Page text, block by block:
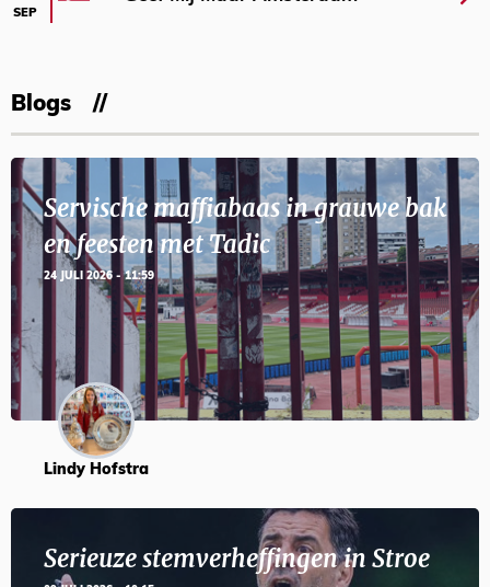
SEP
Blogs
Servische maffiabaas in grauwe bak
en feesten met Tadic
24 JULI 2026 - 11:59
Lindy Hofstra
Serieuze stemverheffingen in Stroe